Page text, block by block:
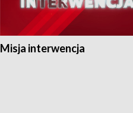
Misja interwencja